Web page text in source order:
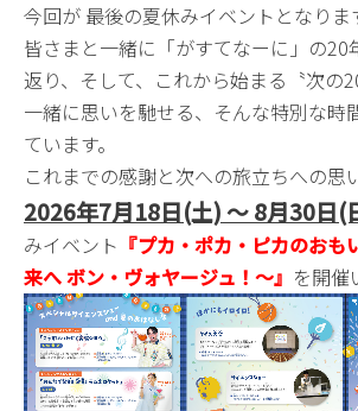
今回が 最後の夏休みイベントとなりま
皆さまと一緒に「がすてなーに」の20
返り、そして、これから始まる〝次の
一緒に思いを馳せる、そんな特別な時
ています。
これまでの感謝と次への旅立ちへの思
2026年7月18日(土) ～ 8月30日(
みイベント 『プカ・ポカ・ピカのお
来へ ボン・ヴォヤージュ！～』 を開催